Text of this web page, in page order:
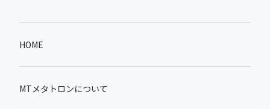
HOME
MTメタトロンについて